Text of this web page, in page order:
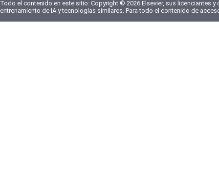
Todo el contenido en este sitio: Copyright © 2026 Elsevier, sus licenciantes
entrenamiento de IA y tecnologías similares. Para todo el contenido de